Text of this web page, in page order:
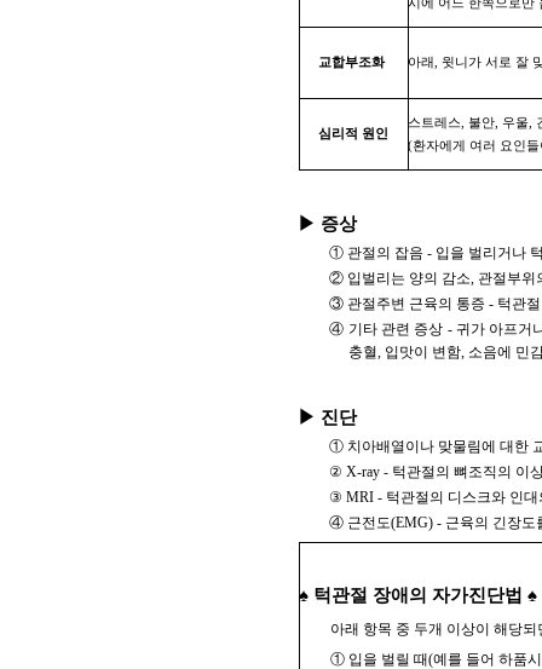
교합부조화 아래, 윗니가 서로 잘
심리적 원인
스트레스, 불안, 우울,
(환자에게 여러 요인
▶ 증상
① 관절의 잡음 - 입을 벌리거나
② 입벌리는 양의 감소, 관절부위
③ 관절주변 근육의 통증 - 턱관
④ 기타 관련 증상 - 귀가 아프거
충혈, 입맛이 변함, 소음에 민
▶ 진단
① 치아배열이나 맞물림에 대한
② X-ray - 턱관절의 뼈조직의 이
③ MRI - 턱관절의 디스크와 인
④ 근전도(EMG) - 근육의 긴장도
♠ 턱관절 장애의 자가진단법 ♠
아래 항목 중 두개 이상이 해당
① 입을 벌릴 때(예를 들어 하품